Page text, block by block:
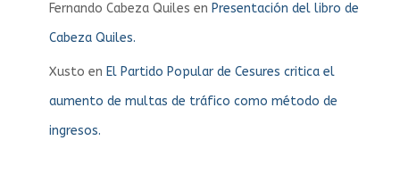
Fernando Cabeza Quiles en Presentación del libro de
Cabeza Quiles.
Xusto en El Partido Popular de Cesures critica el
aumento de multas de tráfico como método de
ingresos.